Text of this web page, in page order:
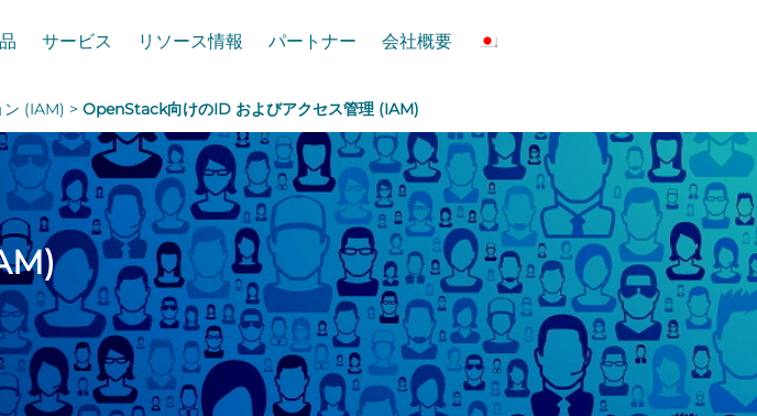
サービス リソース情報 パートナー 会社概要
ン (IAM) > OpenStack向けのID およびアクセス管理 (IAM)